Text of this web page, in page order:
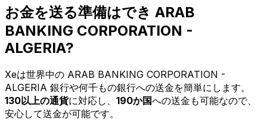
お金を送る準備はでき ARAB
BANKING CORPORATION -
ALGERIA?
Xeは世界中の ARAB BANKING CORPORATION -
ALGERIA 銀行や何千もの銀行への送金を簡単にします。
130以上の通貨に対応し、 190か国への送金も可能なので、
安心して送金が可能です。